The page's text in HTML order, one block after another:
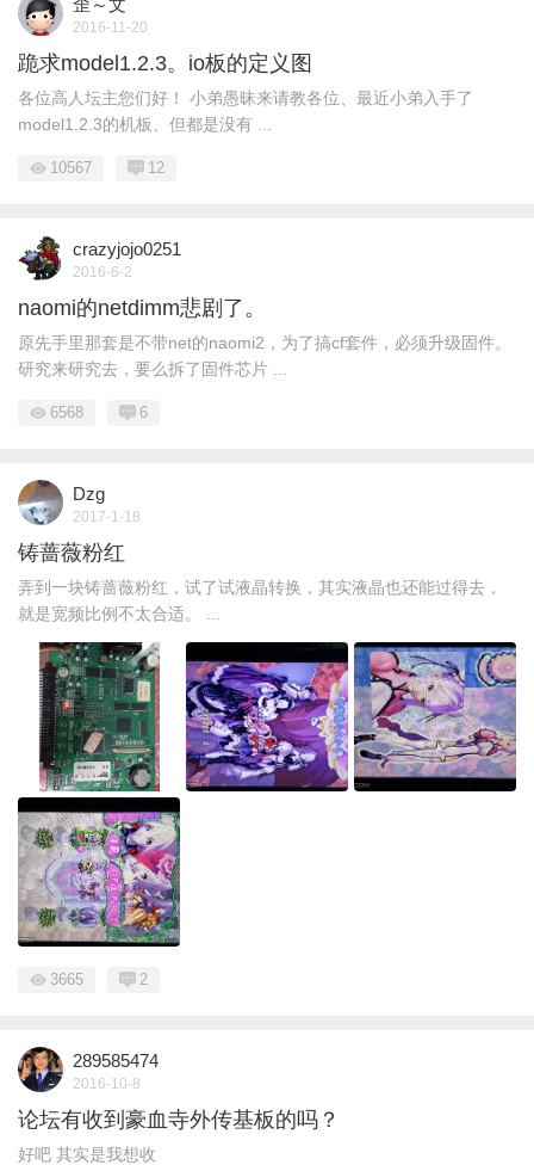
歪～文
2016-11-20
跪求model1.2.3。io板的定义图
各位高人坛主您们好！ 小弟愚昧来请教各位、最近小弟入手了
model1.2.3的机板、但都是没有 ...
10567 12
crazyjojo0251
2016-6-2
naomi的netdimm悲剧了。
原先手里那套是不带net的naomi2，为了搞cf套件，必须升级固件。
研究来研究去，要么拆了固件芯片 ...
6568 6
Dzg
2017-1-18
铸蔷薇粉红
弄到一块铸蔷薇粉红，试了试液晶转换，其实液晶也还能过得去，
就是宽频比例不太合适。 ...
3665 2
289585474
2016-10-8
论坛有收到豪血寺外传基板的吗？
好吧 其实是我想收